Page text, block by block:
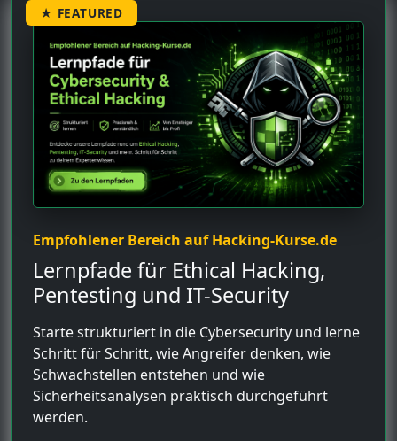
★ FEATURED
Empfohlener Bereich auf Hacking-Kurse.de
Lernpfade für Ethical Hacking,
Pentesting und IT-Security
Starte strukturiert in die Cybersecurity und lerne
Schritt für Schritt, wie Angreifer denken, wie
Schwachstellen entstehen und wie
Sicherheitsanalysen praktisch durchgeführt
werden.